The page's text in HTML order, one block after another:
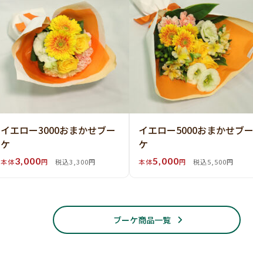
イエロー3000おまかせブー
ケ
本体3,000円 税込3,300円
イエロー5000おまかせブー
ケ
本体5,000円 税込5,500円
ブーケ商品一覧